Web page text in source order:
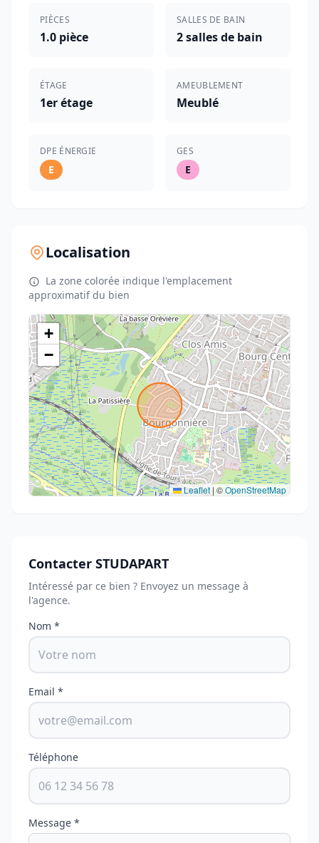
PIÈCES
1.0 pièce
SALLES DE BAIN
2 salles de bain
ÉTAGE
1er étage
AMEUBLEMENT
Meublé
DPE ÉNERGIE
E
GES
E
Localisation
La zone colorée indique l'emplacement
approximatif du bien
+
−
Leaflet |©OpenStreetMap
Contacter STUDAPART
Intéressé par ce bien ? Envoyez un message à
l'agence.
Nom *
Email *
Téléphone
Message *